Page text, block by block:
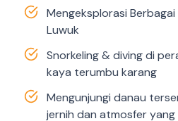
Mengeksplorasi
Luwuk
Snorkeling & diving di
kaya terumbu karang
Mengunjungi danau
jernih dan atmosfer yang